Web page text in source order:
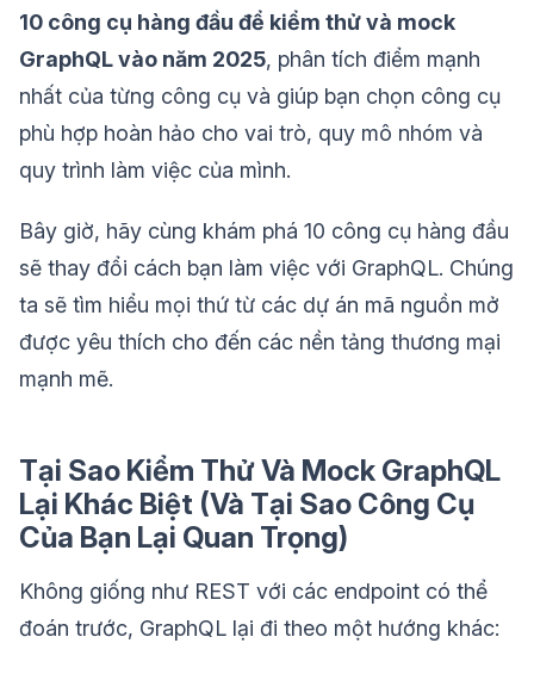
10 công cụ hàng đầu để kiểm thử và mock
GraphQL vào năm 2025, phân tích điểm mạnh
nhất của từng công cụ và giúp bạn chọn công cụ
phù hợp hoàn hảo cho vai trò, quy mô nhóm và
quy trình làm việc của mình.
Bây giờ, hãy cùng khám phá 10 công cụ hàng đầu
sẽ thay đổi cách bạn làm việc với GraphQL. Chúng
ta sẽ tìm hiểu mọi thứ từ các dự án mã nguồn mở
được yêu thích cho đến các nền tảng thương mại
mạnh mẽ.
Tại Sao Kiểm Thử Và Mock GraphQL
Lại Khác Biệt (Và Tại Sao Công Cụ
Của Bạn Lại Quan Trọng)
Không giống như REST với các endpoint có thể
đoán trước, GraphQL lại đi theo một hướng khác: